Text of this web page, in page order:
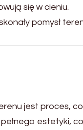
się w cieniu.
pomysł
jest proces,
estetyki,